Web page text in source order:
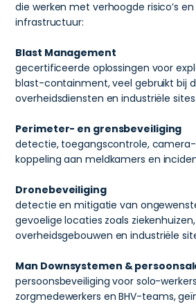
die werken met verhoogde risico’s en
infrastructuur:
Blast Management
gecertificeerde oplossingen voor
blast-containment, veel gebruikt bij
overheidsdiensten en industriële sites.
Perimeter- en grensbeveiliging
detectie, toegangscontrole,
koppeling aan meldkamers en
Dronebeveiliging
detectie en mitigatie van
gevoelige locaties zoals
overheidsgebouwen en industriële
Man Downsystemen &
persoonsbeveiliging voor solo-
zorgmedewerkers en BHV-teams,